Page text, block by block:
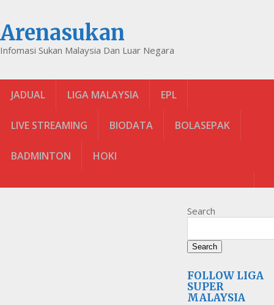
Arenasukan
Infomasi Sukan Malaysia Dan Luar Negara
JADUAL LIGA MALAYSIA EPL
LIVE STREAMING BIODATA BOLASEPAK
BADMINTON HOKI
Search
Search
FOLLOW LIGA
SUPER
MALAYSIA